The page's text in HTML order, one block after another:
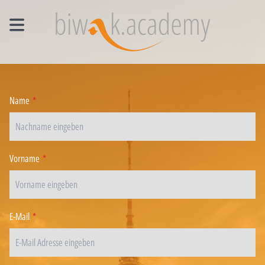
UNTERNEHMENS- UND VERTRIEBSFACHWIRT®
Name *
Vorname *
E-Mail *